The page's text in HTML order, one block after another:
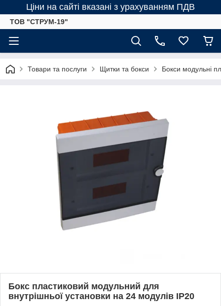
Ціни на сайті вказані з урахуванням ПДВ
ТОВ "СТРУМ-19"
Товари та послуги Щитки та бокси Бокси модульні
Бокс пластиковий модульний для
внутрішньої установки на 24 модулів IP20